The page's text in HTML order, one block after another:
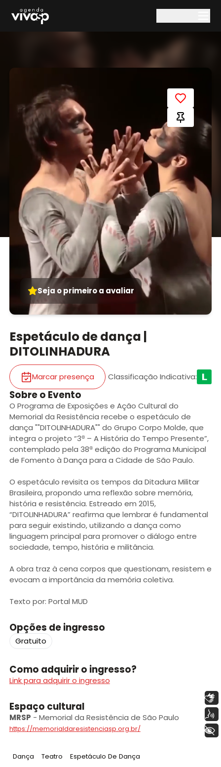
Seja o primeiro a avaliar
Espetáculo de dança |
DITOLINHADURA
Marcar presença Classificação Indicativa:
Sobre o Evento
O Programa de Exposições e Ação Cultural do
Memorial da Resistência recebe o espetáculo de
dança ""DITOLINHADURA"" do Grupo Corpo Molde, que
integra o projeto “3ª – A História do Tempo Presente”,
contemplado pela 38ª edição do Programa Municipal
de Fomento à Dança para a Cidade de São Paulo.
O espetáculo revisita os tempos da Ditadura Militar
Brasileira, propondo uma reflexão sobre memória,
história e resistência. Estreado em 2015,
“DITOLINHADURA” reafirma que lembrar é fundamental
para seguir existindo, utilizando a dança como
linguagem principal para promover o diálogo entre
sociedade, tempo, história e militância.
A obra traz à cena corpos que questionam, resistem e
evocam a importância da memória coletiva.
Texto por: Portal MUD
Opções de ingresso
Gratuito
Como adquirir o ingresso?
Link para adquirir o ingresso
Espaço cultural
MRSP - Memorial da Resistência de São Paulo
https://memorialdaresistenciasp.org.br/
Tag:
Dança Tag:
Teatro Tag:
Espetáculo De Dança
Voz
+ Acessibilidade